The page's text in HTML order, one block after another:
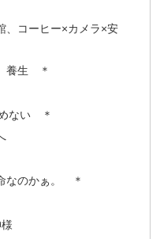
、コーヒー×カメラ×安
養生 ＊
ない ＊
なのかぁ。 ＊